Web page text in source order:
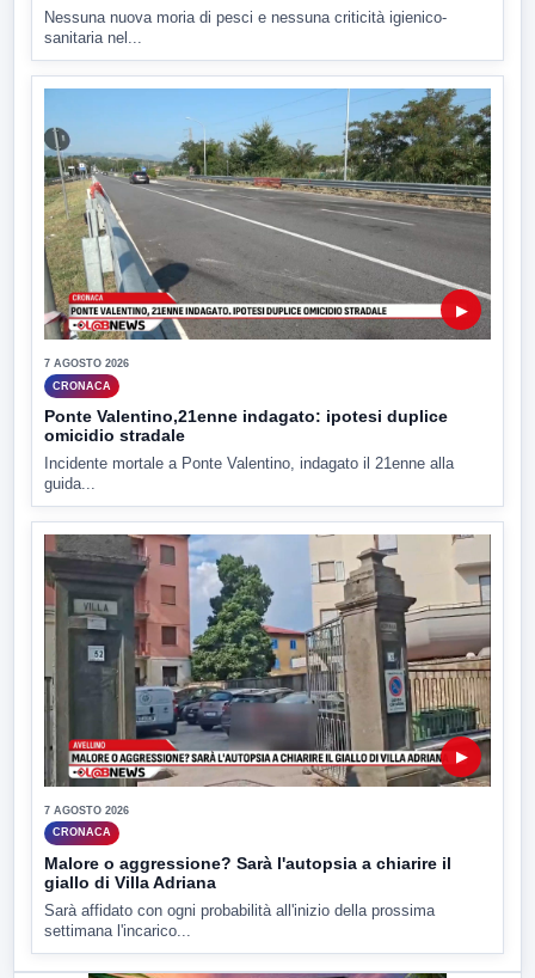
Nessuna nuova moria di pesci e nessuna criticità igienico-
sanitaria nel...
▶
7 AGOSTO 2026
CRONACA
Ponte Valentino,21enne indagato: ipotesi duplice
omicidio stradale
Incidente mortale a Ponte Valentino, indagato il 21enne alla
guida...
▶
7 AGOSTO 2026
CRONACA
Malore o aggressione? Sarà l'autopsia a chiarire il
giallo di Villa Adriana
Sarà affidato con ogni probabilità all'inizio della prossima
settimana l'incarico...